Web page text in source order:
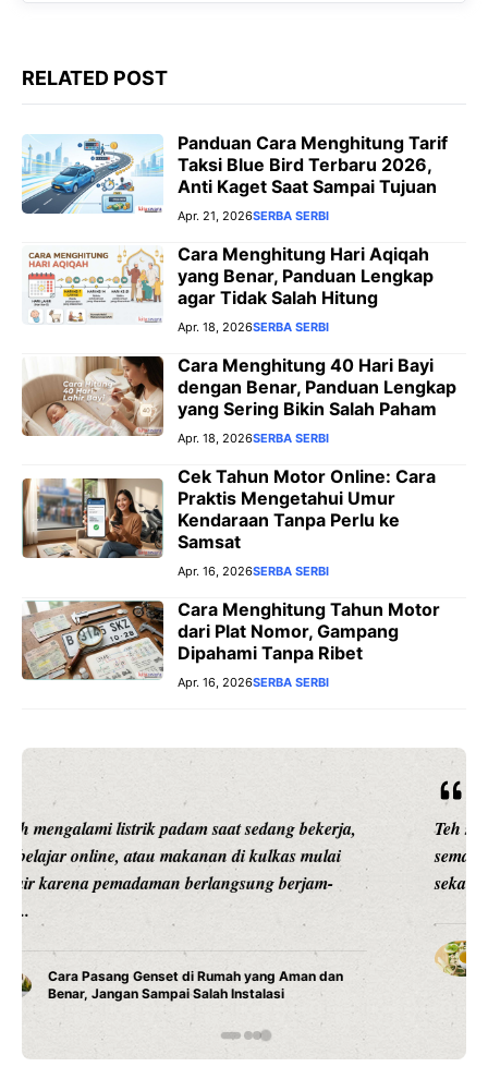
RELATED POST
Panduan Cara Menghitung Tarif
Taksi Blue Bird Terbaru 2026,
Anti Kaget Saat Sampai Tujuan
Apr. 21, 2026SERBA SERBI
Cara Menghitung Hari Aqiqah
yang Benar, Panduan Lengkap
agar Tidak Salah Hitung
Apr. 18, 2026SERBA SERBI
Cara Menghitung 40 Hari Bayi
dengan Benar, Panduan Lengkap
yang Sering Bikin Salah Paham
Apr. 18, 2026SERBA SERBI
Cek Tahun Motor Online: Cara
Praktis Mengetahui Umur
Kendaraan Tanpa Perlu ke
Samsat
Apr. 16, 2026SERBA SERBI
Cara Menghitung Tahun Motor
dari Plat Nomor, Gampang
Dipahami Tanpa Ribet
Apr. 16, 2026SERBA SERBI
Teh serai menjadi salah satu minuman herbal yang
semakin populer karena menawarkan rasa yang segar
sekaligus beragam manfaat bagi kesehatan. ...
Manfaat Luar Biasa Minum Teh Serai Pagi Hari